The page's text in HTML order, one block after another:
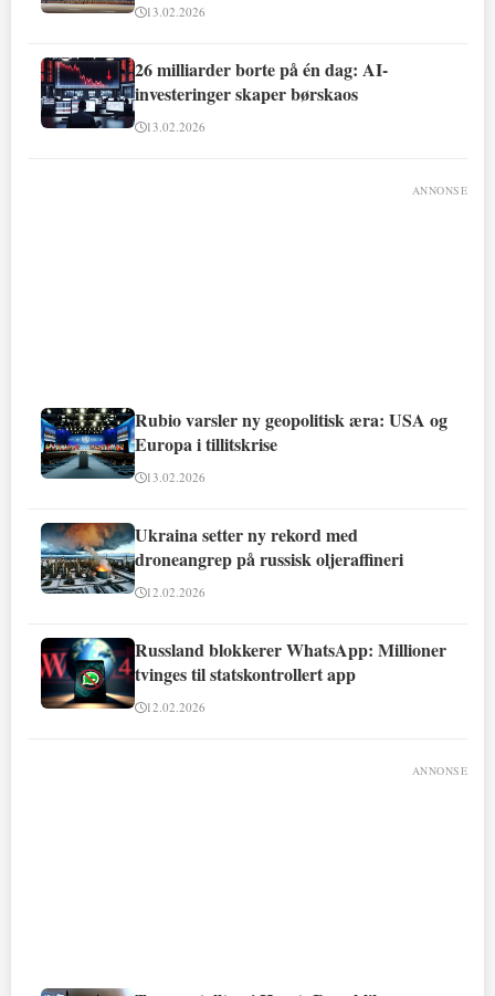
13.02.2026
26 milliarder borte på én dag: AI-
investeringer skaper børskaos
13.02.2026
ANNONSE
Rubio varsler ny geopolitisk æra: USA og
Europa i tillitskrise
13.02.2026
Ukraina setter ny rekord med
droneangrep på russisk oljeraffineri
12.02.2026
Russland blokkerer WhatsApp: Millioner
tvinges til statskontrollert app
12.02.2026
ANNONSE